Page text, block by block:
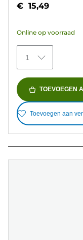
de
sterren.
79
beoordelingen
€ 15,49
Online op voorraad
1
TOEVOEGEN
Toevoegen aan